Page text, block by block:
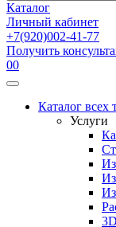
Каталог
Личный кабинет
+7(920)002-41-77
Получить
00
Каталог всех
Услуги